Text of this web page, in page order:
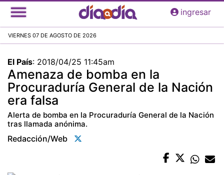
Pasar
al
principal
ingresar
VIERNES 07 DE AGOSTO DE 2026
El País: 2018/04/25 11:45am
Amenaza de bomba en la
Procuraduría General de la Nación
era falsa
Alerta de bomba en la Procuraduría General de la Nación
tras llamada anónima.
Redacción/web